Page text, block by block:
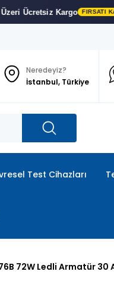
FIRSATI KAÇIRMA
Neredeyiz?
İstanbul, Türkiye
Test Cihazları
72W Ledli Armatür 30